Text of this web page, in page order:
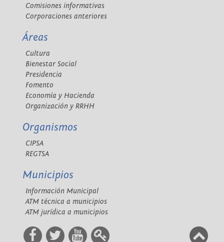
Comisiones informativas
Corporaciones anteriores
Áreas
Cultura
Bienestar Social
Presidencia
Fomento
Economía y Hacienda
Organización y RRHH
Organismos
CIPSA
REGTSA
Municipios
Información Municipal
ATM técnica a municipios
ATM jurídica a municipios